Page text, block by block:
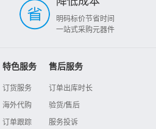
明码标价节省时间
一站式采购元器件
特色服务
订货服务
海外代购
订单跟踪
售后服务
订单出库时长
验货/售后
服务投诉